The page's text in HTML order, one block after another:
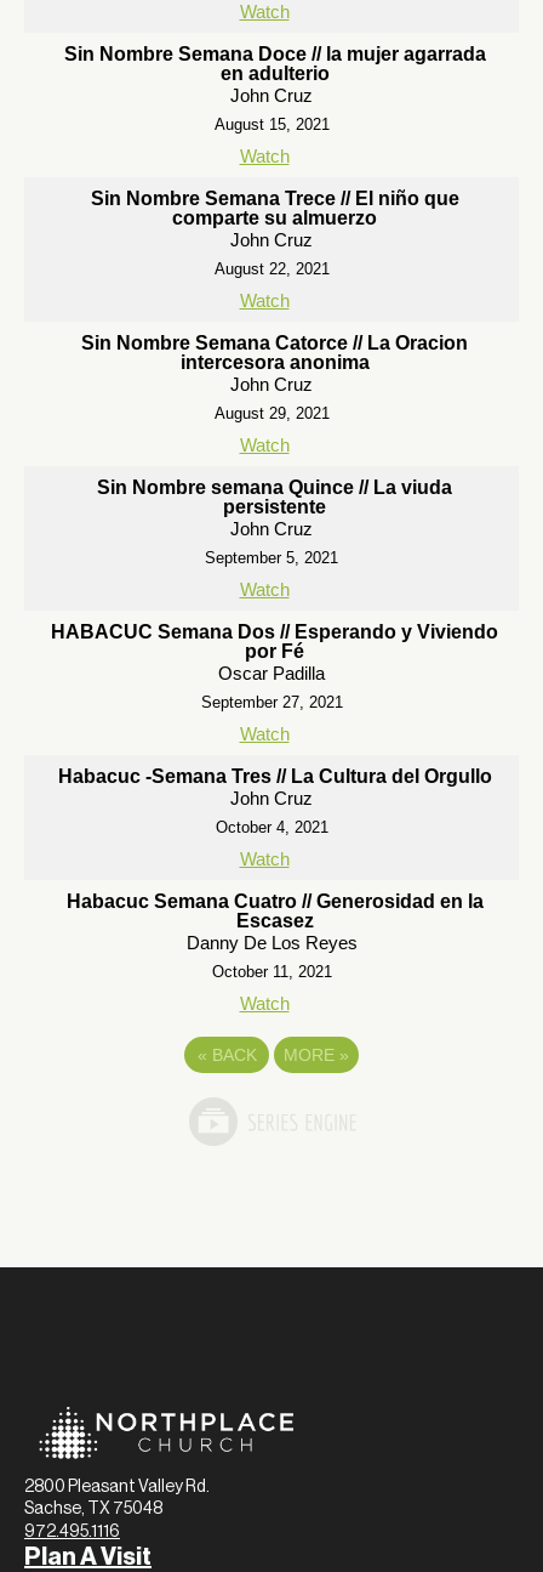
Watch
Sin Nombre Semana Doce // la mujer agarrada
en adulterio
John Cruz
August 15, 2021
Watch
Sin Nombre Semana Trece // El niño que
comparte su almuerzo
John Cruz
August 22, 2021
Watch
Sin Nombre Semana Catorce // La Oracion
intercesora anonima
John Cruz
August 29, 2021
Watch
Sin Nombre semana Quince // La viuda
persistente
John Cruz
September 5, 2021
Watch
HABACUC Semana Dos // Esperando y Viviendo
por Fé
Oscar Padilla
September 27, 2021
Watch
Habacuc -Semana Tres // La Cultura del Orgullo
John Cruz
October 4, 2021
Watch
Habacuc Semana Cuatro // Generosidad en la
Escasez
Danny De Los Reyes
October 11, 2021
Watch
« BACK MORE »
2800 Pleasant Valley Rd.
Sachse, TX 75048
972.495.1116
Plan A Visit